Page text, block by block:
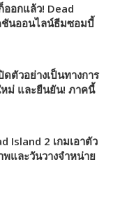
อกแล้ว! Dead
ชันออนไลน์ธีมซอมบี้
ตัวอย่างเป็นทางการ
หม่ และยืนยัน! ภาคนี้
Island 2 เกมเอาตัว
และวันวางจำหน่าย